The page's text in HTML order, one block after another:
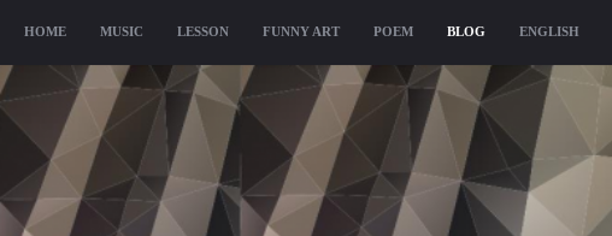
コンテンツへ移動
HOME MUSIC LESSON FUNNY ART POEM BLOG ENGLISH